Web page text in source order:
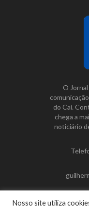
O
do Caí.
chega a
noticiário
Nosso site utiliza